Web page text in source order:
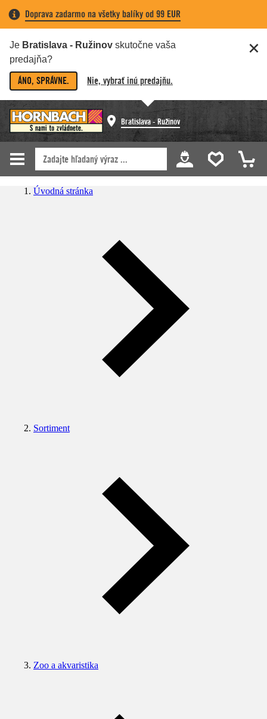
Doprava zadarmo na všetky balíky od 99 EUR
Je Bratislava - Ružinov skutočne vaša
predajňa?
ÁNO, SPRÁVNE. Nie, vybrať inú predajňu.
Bratislava - Ružinov
Úvodná stránka
Sortiment
Zoo a akvaristika